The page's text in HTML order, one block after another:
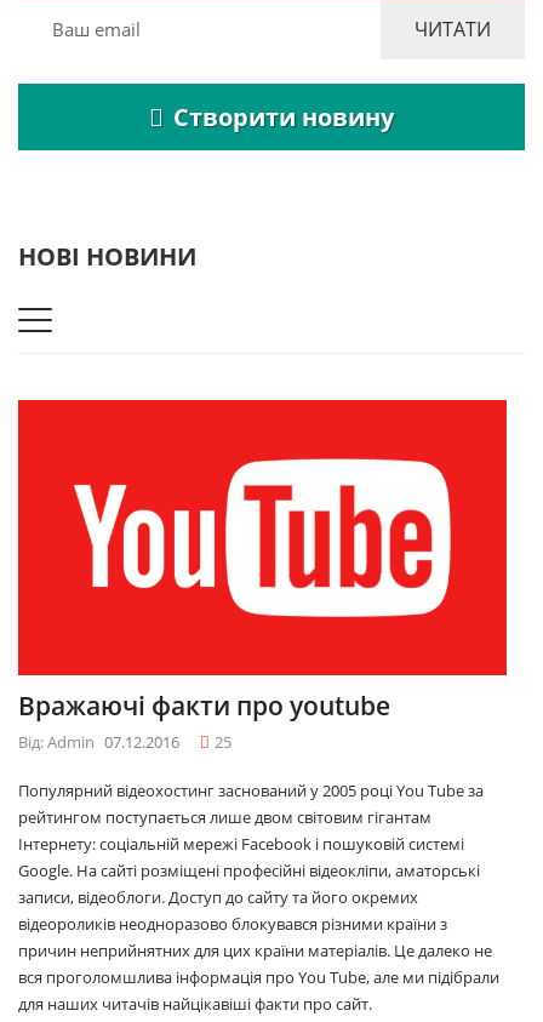
Створити новину
НОВІ НОВИНИ
Вражаючі факти про youtube
Від: Admin 07.12.2016 25
Популярний відеохостинг заснований у 2005 році You Tube за
рейтингом поступається лише двом світовим гігантам
Інтернету: соціальній мережі Facebook і пошуковій системі
Google. На сайті розміщені професійні відеокліпи, аматорські
записи, відеоблоги. Доступ до сайту та його окремих
відеороликів неодноразово блокувався різними країни з
причин неприйнятних для цих країни матеріалів. Це далеко не
вся проголомшлива інформація про You Tube, але ми підібрали
для наших читачів найцікавіші факти про сайт.